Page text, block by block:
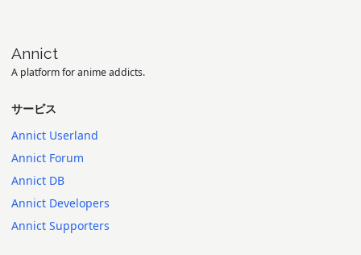
Annict
A platform for anime addicts.
サービス
Annict Userland
Annict Forum
Annict DB
Annict Developers
Annict Supporters